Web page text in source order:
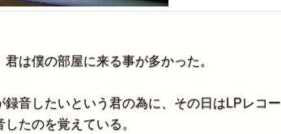
は僕の部屋に来る事が多かった。
音したいという君の為に、その日はLPレコー
たのを覚えている。